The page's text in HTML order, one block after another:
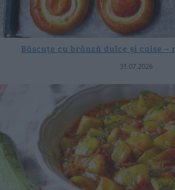
Băscuțe cu brânză dulce și caise –
31.07.2026